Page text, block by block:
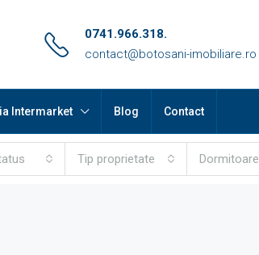
0741.966.318.
contact@botosani-imobiliare.ro
Intermarket Blog Contact
Tip proprietate Dormitoare